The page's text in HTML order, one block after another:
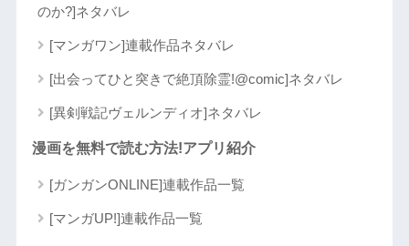
のか?]ネタバレ
[マンガワン]連載作品ネタバレ
[出会ってひと突きで絶頂除霊!@comic]ネタバレ
[異剣戦記ヴェルンディオ]ネタバレ
漫画を無料で読む方法!アプリ紹介
[ガンガンONLINE]連載作品一覧
[マンガUP!]連載作品一覧